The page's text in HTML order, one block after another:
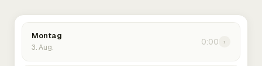
Montag
3. Aug.
0:00 ›